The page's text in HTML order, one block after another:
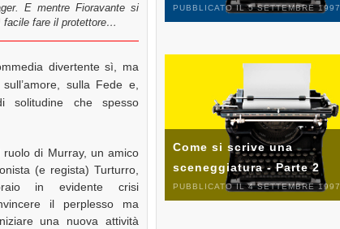
E mentre Fioravante si
facile fare il protettore…
divertente sì, ma
sulla Fede e,
solitudine che spesso
di Murray, un amico
(e regista) Turturro,
in evidente crisi
il perplesso ma
una nuova attività
PUBBLICATO IL 5 SETTEMBRE 1997
Come si scrive una
sceneggiatura - Parte 2
PUBBLICATO IL 4 SETTEMBRE 1997